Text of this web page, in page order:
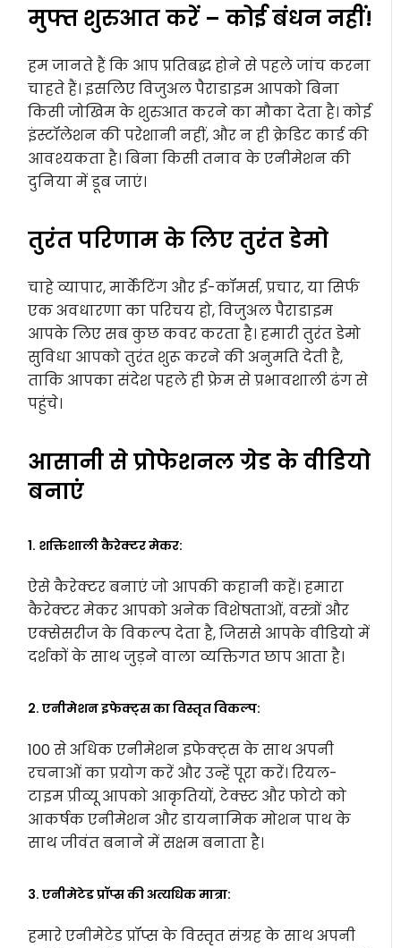
मुफ्त शुरुआत करें – कोई बंधन नहीं!
हम जानते हैं कि आप प्रतिबद्ध होने से पहले जांच करना
चाहते हैं। इसलिए विजुअल पैराडाइम आपको बिना
किसी जोखिम के शुरुआत करने का मौका देता है। कोई
इंस्टॉलेशन की परेशानी नहीं, और न ही क्रेडिट कार्ड की
आवश्यकता है। बिना किसी तनाव के एनीमेशन की
दुनिया में डूब जाएं।
तुरंत परिणाम के लिए तुरंत डेमो
चाहे व्यापार, मार्केटिंग और ई-कॉमर्स, प्रचार, या सिर्फ
एक अवधारणा का परिचय हो, विजुअल पैराडाइम
आपके लिए सब कुछ कवर करता है। हमारी तुरंत डेमो
सुविधा आपको तुरंत शुरू करने की अनुमति देती है,
ताकि आपका संदेश पहले ही फ्रेम से प्रभावशाली ढंग से
पहुंचे।
आसानी से प्रोफेशनल ग्रेड के वीडियो
बनाएं
1. शक्तिशाली कैरेक्टर मेकर:
ऐसे कैरेक्टर बनाएं जो आपकी कहानी कहें। हमारा
कैरेक्टर मेकर आपको अनेक विशेषताओं, वस्त्रों और
एक्सेसरीज के विकल्प देता है, जिससे आपके वीडियो में
दर्शकों के साथ जुड़ने वाला व्यक्तिगत छाप आता है।
2. एनीमेशन इफेक्ट्स का विस्तृत विकल्प:
100 से अधिक एनीमेशन इफेक्ट्स के साथ अपनी
रचनाओं का प्रयोग करें और उन्हें पूरा करें। रियल-
टाइम प्रीव्यू आपको आकृतियों, टेक्स्ट और फोटो को
आकर्षक एनीमेशन और डायनामिक मोशन पाथ के
साथ जीवंत बनाने में सक्षम बनाता है।
3. एनीमेटेड प्रॉप्स की अत्यधिक मात्रा:
हमारे एनीमेटेड प्रॉप्स के विस्तृत संग्रह के साथ अपनी